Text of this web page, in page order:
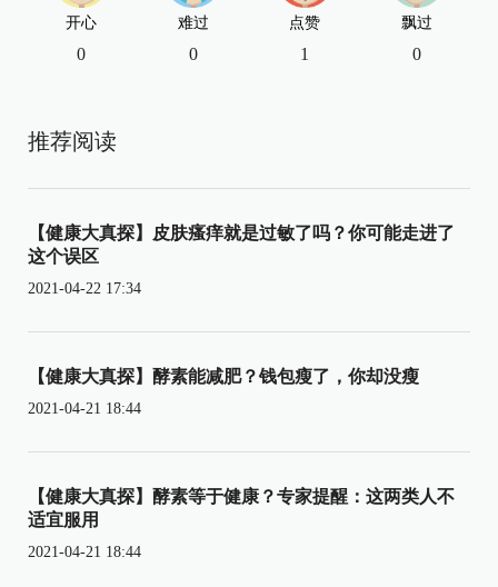
开心
0
难过
0
点赞
1
飘过
0
推荐阅读
【健康大真探】皮肤瘙痒就是过敏了吗？你可能走进了
这个误区
2021-04-22 17:34
【健康大真探】酵素能减肥？钱包瘦了，你却没瘦
2021-04-21 18:44
【健康大真探】酵素等于健康？专家提醒：这两类人不
适宜服用
2021-04-21 18:44